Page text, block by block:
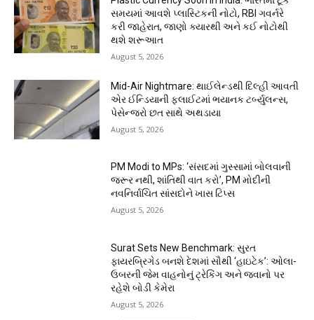
સમયમાં આવશે પ્લાસ્ટિકની નોટો, RBI ગવર્નરે
કરી જાહેરાત, જાણો ક્યારથી અને કઈ નોટોથી
થશે શરૂઆત
August 5, 2026
Mid-Air Nightmare: થાઈલેન્ડથી દિલ્હી આવતી
એર ઈન્ડિયાની ફ્લાઈટમાં ભયાનક ટર્બ્યુલન્સ,
પેસેન્જરો છત સાથે અથડાયા
August 5, 2026
PM Modi to MPs: ‘સંસદમાં ગુસ્સામાં બોલવાની
જરૂર નથી, શાંતિથી વાત કરો’, PM મોદીની
નવનિર્વાચિત સાંસદોને ખાસ ટિપ્સ
August 5, 2026
Surat Sets New Benchmark: સુરત
ફાયરબ્રિગેડ બનશે દેશમાં સૌથી ‘હાઇટેક’: ઓલા-
ઉબરની જેમ વાહનોનું ટ્રેકિંગ અને જવાનો પર
રહેશે બોડી કેમેરા
August 5, 2026